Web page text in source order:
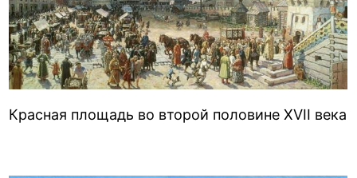
Красная площадь во второй половине XVII века